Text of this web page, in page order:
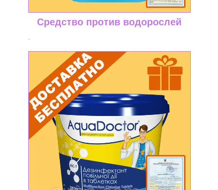
Средство против водорослей